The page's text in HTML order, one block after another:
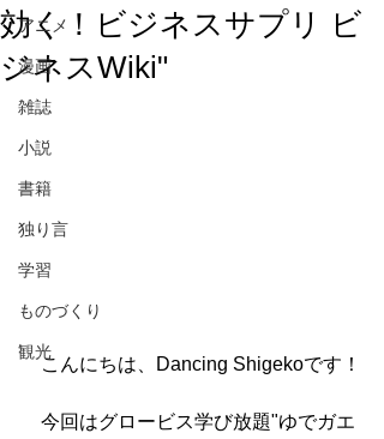
アニメ
漫画
雑誌
小説
書籍
独り言
学習
ものづくり
観光
効く！ビジネスサプリ ビ
ジネスWiki"
こんにちは、Dancing Shigekoです！
今回はグロービス学び放題"ゆでガエ